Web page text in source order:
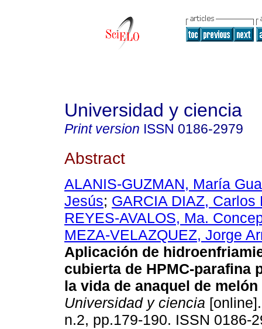
Universidad y ciencia
Print version ISSN 0186-2979
Abstract
ALANIS-GUZMAN, María
Jesús; GARCIA DIAZ, Carlos
REYES-AVALOS, Ma.
MEZA-VELAZQUEZ, Jorge
Aplicación de
cubierta de HPMC-parafina
la vida de anaquel de
Universidad y ciencia
n.2, pp.179-190. ISSN 0186-